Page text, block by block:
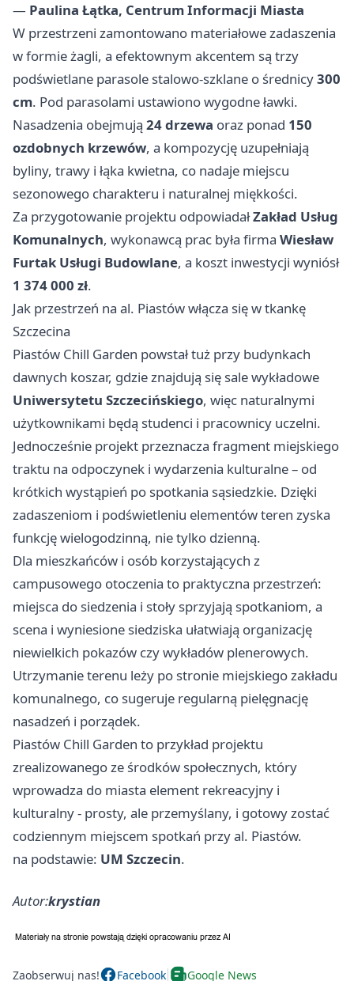
— Paulina Łątka, Centrum Informacji Miasta
W przestrzeni zamontowano materiałowe zadaszenia
w formie żagli, a efektownym akcentem są trzy
podświetlane parasole stalowo-szklane o średnicy300
cm. Pod parasolami ustawiono wygodne ławki.
Nasadzenia obejmują 24 drzewa oraz ponad 150
ozdobnych krzewów, a kompozycję uzupełniają
byliny, trawy i łąka kwietna, co nadaje miejscu
sezonowego charakteru i naturalnej miękkości.
Za przygotowanie projektu odpowiadałZakład Usług
Komunalnych, wykonawcą prac była firma Wiesław
Furtak Usługi Budowlane, a koszt inwestycji wyniósł
1 374 000 zł.
Jak przestrzeń na al. Piastów włącza się w tkankę
Szczecina
Piastów Chill Garden powstał tuż przy budynkach
dawnych koszar, gdzie znajdują się sale wykładowe
Uniwersytetu Szczecińskiego, więc naturalnymi
użytkownikami będą studenci i pracownicy uczelni.
Jednocześnie projekt przeznacza fragment miejskiego
traktu na odpoczynek i wydarzenia kulturalne – od
krótkich wystąpień po spotkania sąsiedzkie. Dzięki
zadaszeniom i podświetleniu elementów teren zyska
funkcję wielogodzinną, nie tylko dzienną.
Dla mieszkańców i osób korzystających z
campusowego otoczenia to praktyczna przestrzeń:
miejsca do siedzenia i stoły sprzyjają spotkaniom, a
scena i wyniesione siedziska ułatwiają organizację
niewielkich pokazów czy wykładów plenerowych.
Utrzymanie terenu leży po stronie miejskiego zakładu
komunalnego, co sugeruje regularną pielęgnację
nasadzeń i porządek.
Piastów Chill Garden to przykład projektu
zrealizowanego ze środków społecznych, który
wprowadza do miasta element rekreacyjny i
kulturalny - prosty, ale przemyślany, i gotowy zostać
codziennym miejscem spotkań przy al. Piastów.
na podstawie: UM Szczecin.
Autor:krystian
Zaobserwuj nas! Facebook Google News